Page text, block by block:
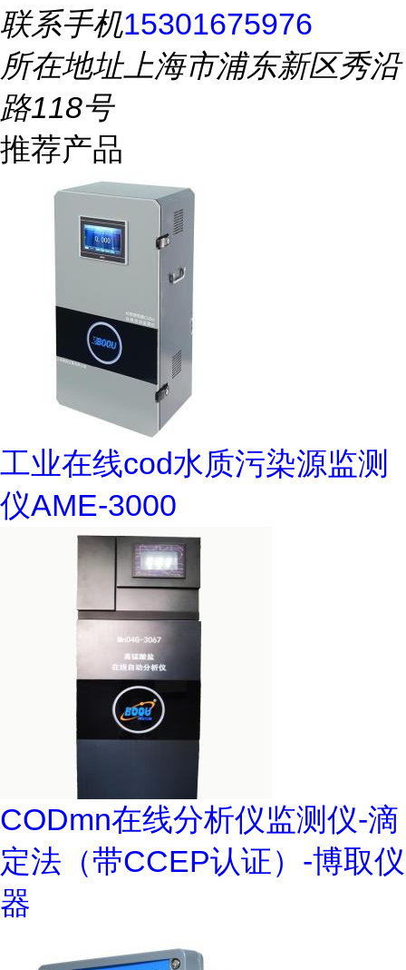
联系手机15301675976
所在地址上海市浦东新区秀沿
路118号
推荐产品
工业在线cod水质污染源监测
仪AME-3000
CODmn在线分析仪监测仪-滴
定法（带CCEP认证）-博取仪
器